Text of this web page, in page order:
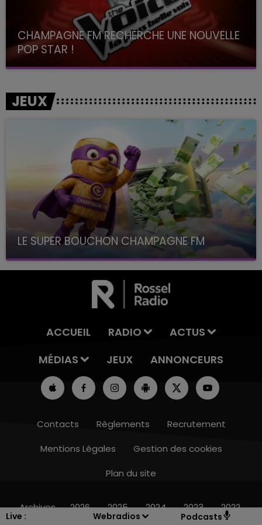
Live :
Webradios Podcasts
11h00 - 16h00
CHAMPAGNE FM RECHERCHE UNE NOUVELLE
POP STAR !
Toute la journée sur Champagne FM
JEUX
LE SUPER BOUCHON CHAMPAGNE FM
avec La Famille Champagne FM, à 8H10
ACCUEIL RADIO
ACTUS
MÉDIAS
JEUX ANNONCEURS
Contacts Règlements
Recrutement
Mentions Légales
Gestion des cookies
Plan du site
Archives 2026 2025 2024 2023 2022